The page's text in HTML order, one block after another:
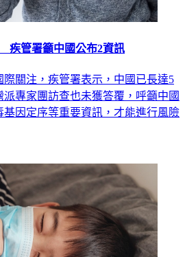
疾管署籲中國公布2資訊
關注，疾管署表示，中國已長達5
專家團訪查也未獲答覆，呼籲中國
因定序等重要資訊，才能進行風險